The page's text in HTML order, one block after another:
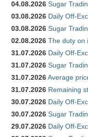
04.08.2026 Sugar
03.08.2026 Daily Off-
03.08.2026 Sugar
02.08.2026 The duty on
31.07.2026 Daily Off-
31.07.2026 Sugar
31.07.2026Average
31.07.2026 Remaining
30.07.2026 Daily Off-
30.07.2026 Sugar
29.07.2026 Daily Off-